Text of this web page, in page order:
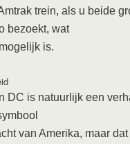
trein, als u beide
bezoekt, wat
is.
DC is natuurlijk een
van Amerika, maar